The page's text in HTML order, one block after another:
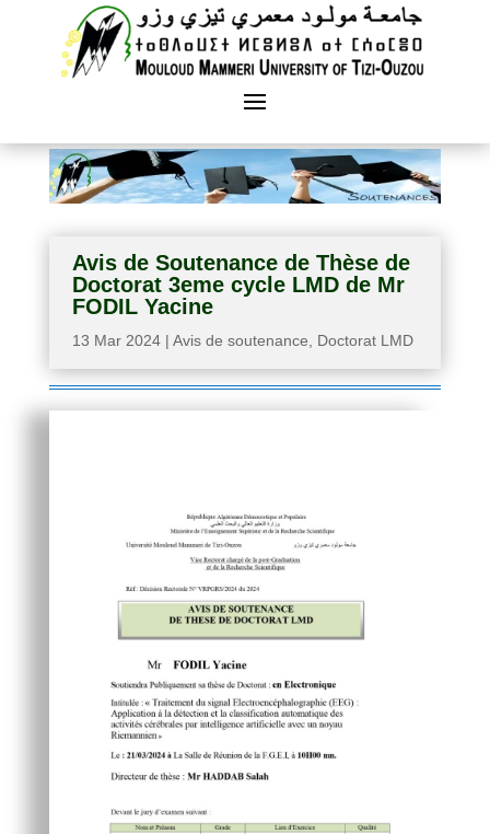
Avis de Soutenance de Thèse de
Doctorat 3eme cycle LMD de Mr
FODIL Yacine
13 Mar 2024| Avis de soutenance, Doctorat LMD